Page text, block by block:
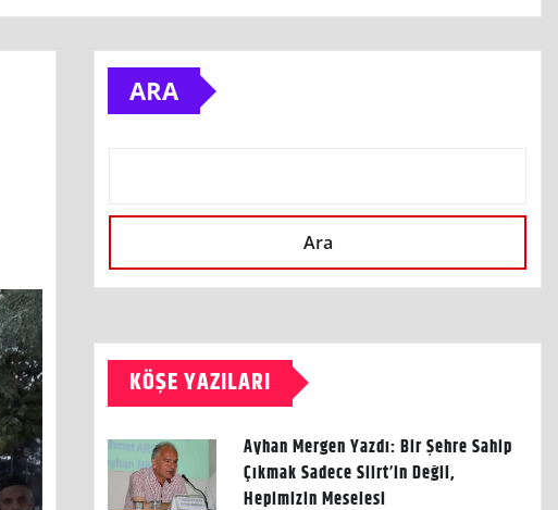
ARA
Ara
KÖŞE YAZILARI
Ayhan Mergen Yazdı: Bir Şehre Sahip
Çıkmak Sadece Siirt’in Değil,
Hepimizin Meselesi